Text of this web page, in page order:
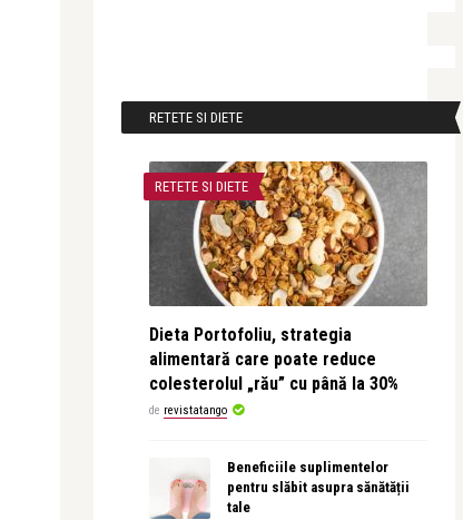
RETETE SI DIETE
RETETE SI DIETE
Dieta Portofoliu, strategia
alimentară care poate reduce
colesterolul „rău” cu până la 30%
de revistatango
Beneficiile suplimentelor
pentru slăbit asupra sănătății
tale